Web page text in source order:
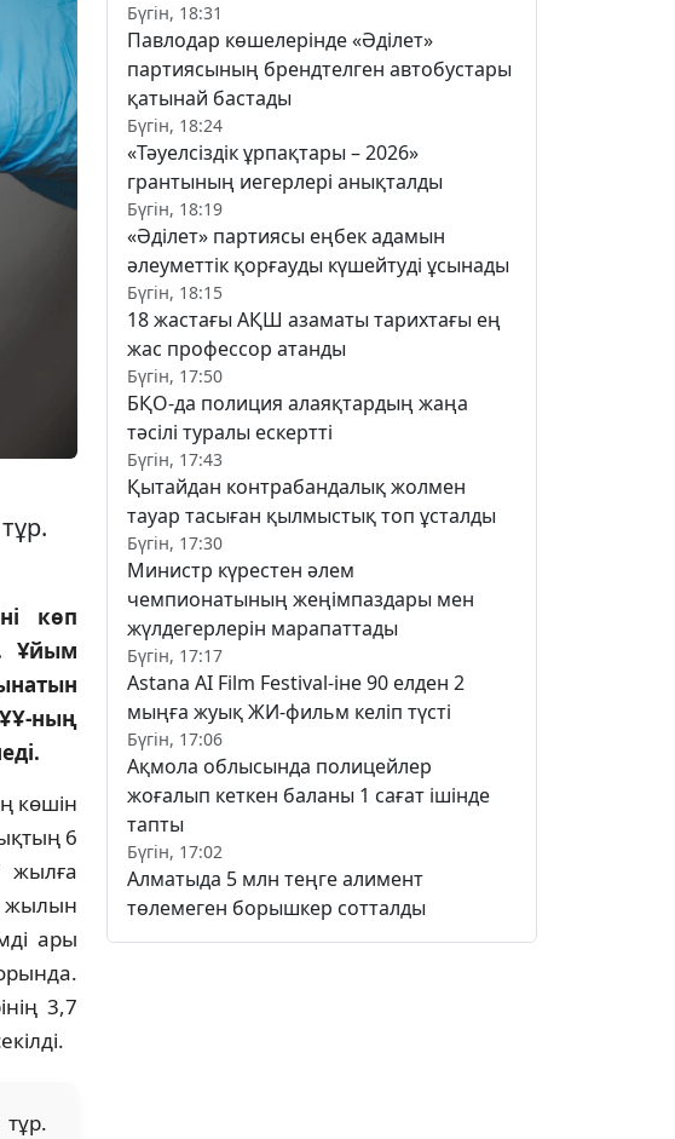
көп
Ұйым
ның
көшін
6
жылға
жылын
ары
3,7
Бүгін, 18:31
Павлодар көшелерінде «Әділет»
партиясының брендтелген автобустары
қатынай бастады
Бүгін, 18:24
«Тәуелсіздік ұрпақтары – 2026»
грантының иегерлері анықталды
Бүгін, 18:19
«Әділет» партиясы еңбек адамын
әлеуметтік қорғауды күшейтуді ұсынады
Бүгін, 18:15
18 жастағы АҚШ азаматы тарихтағы ең
жас профессор атанды
Бүгін, 17:50
БҚО-да полиция алаяқтардың жаңа
тәсілі туралы ескертті
Бүгін, 17:43
Қытайдан контрабандалық жолмен
тауар тасыған қылмыстық топ ұсталды
Бүгін, 17:30
Министр күрестен әлем
чемпионатының жеңімпаздары мен
жүлдегерлерін марапаттады
Бүгін, 17:17
Astana AI Film Festival-іне 90 елден 2
мыңға жуық ЖИ-фильм келіп түсті
Бүгін, 17:06
Ақмола облысында полицейлер
жоғалып кеткен баланы 1 сағат ішінде
тапты
Бүгін, 17:02
Алматыда 5 млн теңге алимент
төлемеген борышкер сотталды